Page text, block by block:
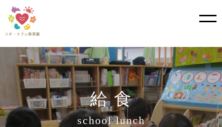
Skip
content
給 食
school lunch